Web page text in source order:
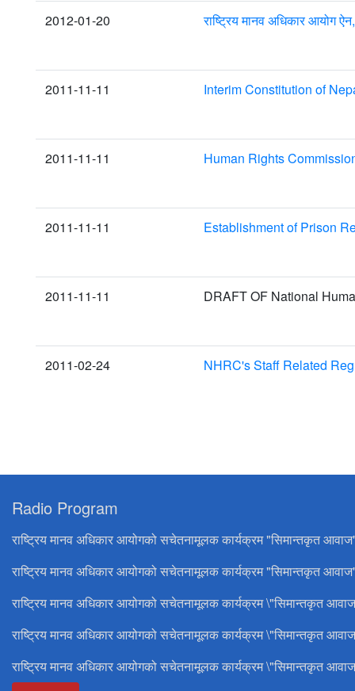
2012-01-20 राष्ट्रिय मानव अधिकार आयोग
2011-11-11 Interim Constitution of
2011-11-11 Human Rights
2011-11-11 Establishment of Prison
2011-11-11 DRAFT OF National
2011-02-24 NHRC's Staff Related
Radio Program
राष्ट्रिय मानव अधिकार आयोगको सचेतनामूलक कार्यक्रम "सिमान्तकृत
राष्ट्रिय मानव अधिकार आयोगको सचेतनामूलक कार्यक्रम "सिमान्तकृत
राष्ट्रिय मानव अधिकार आयोगको सचेतनामूलक कार्यक्रम \"सिमान्तकृत
राष्ट्रिय मानव अधिकार आयोगको सचेतनामूलक कार्यक्रम \"सिमान्तकृत
राष्ट्रिय मानव अधिकार आयोगको सचेतनामूलक कार्यक्रम \"सिमान्तकृत